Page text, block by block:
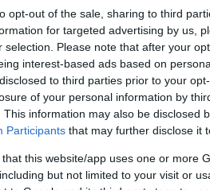
opt-out of the sale, sharing to third
for targeted advertising by us,
selection. Please note that after your
interest-based ads based on
to third parties prior to your
of your personal information by
This information may also be disclosed
Participants that may further disclose it
that this website/app uses one or more
but not limited to your visit or
da tempo questo gruppo
Il gioco mortale è già una
le colpe solo ai figli
un residente– .
nelle strisce pedonali per